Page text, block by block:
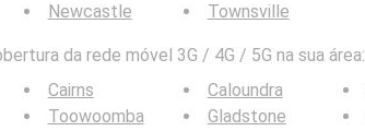
Newcastle
Townsville
da rede móvel 3G / 4G / 5G na sua área:
Cairns
Toowoomba
Caloundra
Gladstone